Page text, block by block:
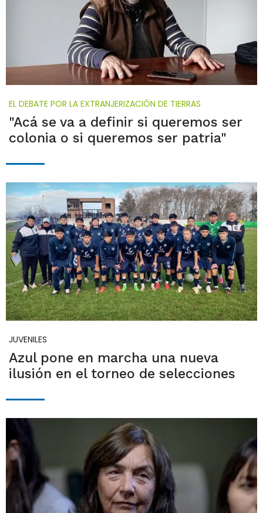
EL DEBATE POR LA EXTRANJERIZACIÓN DE TIERRAS
"Acá se va a definir si queremos ser
colonia o si queremos ser patria"
JUVENILES
Azul pone en marcha una nueva
ilusión en el torneo de selecciones